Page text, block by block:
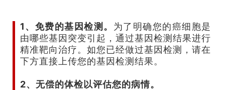
1、免费的基因检测。 为了明确您的癌细胞是
由哪些基因突变引起，通过基因检测结果进行
精准靶向治疗。如您已经做过基因检测，请在
下方直接上传您的基因检测结果。
2、无偿的体检以评估您的病情。